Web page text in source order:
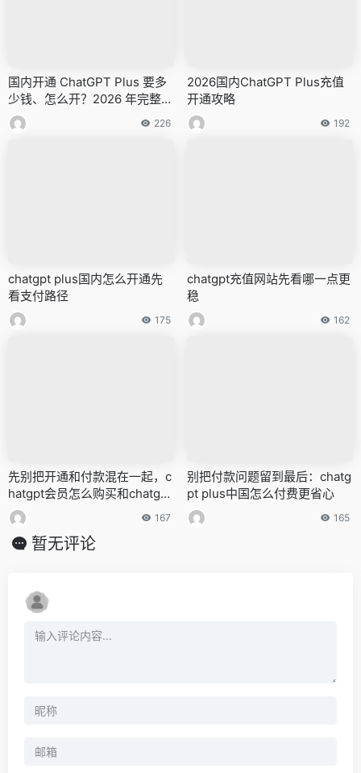
国内开通 ChatGPT Plus 要多
少钱、怎么开？2026 年完整答
案
226
2026国内ChatGPT Plus充值
开通攻略
192
chatgpt plus国内怎么开通先
看支付路径
175
chatgpt充值网站先看哪一点更
稳
162
先别把开通和付款混在一起，c
hatgpt会员怎么购买和chatgpt
会员支付方式一次讲清
167
别把付款问题留到最后：chatg
pt plus中国怎么付费更省心
165
暂无评论